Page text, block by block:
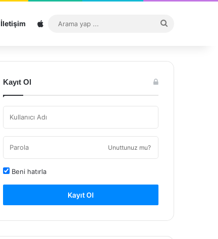
İletişim Sitemap
...
Kayıt Ol
Unuttunuz mu?
Beni hatırla
Kayıt Ol